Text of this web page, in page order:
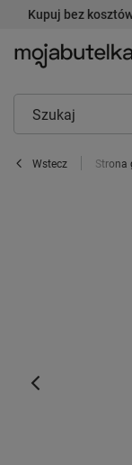
Kupuj bez
Wstecz Strona